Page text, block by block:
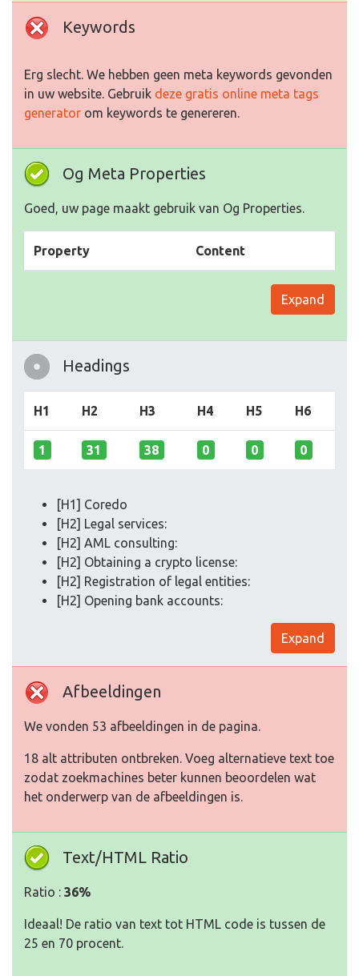
Keywords
Erg slecht. We hebben geen meta keywords gevonden
in uw website. Gebruik deze gratis online meta tags
generator om keywords te genereren.
Og Meta Properties
Goed, uw page maakt gebruik van Og Properties.
Property Content
Expand
Headings
H1 H2 H3 H4 H5 H6
1 31 38 0 0 0
[H1] Coredo
[H2] Legal services:
[H2] AML consulting:
[H2] Obtaining a crypto license:
[H2] Registration of legal entities:
[H2] Opening bank accounts:
Expand
Afbeeldingen
We vonden 53 afbeeldingen in de pagina.
18 alt attributen ontbreken. Voeg alternatieve text toe
zodat zoekmachines beter kunnen beoordelen wat
het onderwerp van de afbeeldingen is.
Text/HTML Ratio
Ratio : 36%
Ideaal! De ratio van text tot HTML code is tussen de
25 en 70 procent.